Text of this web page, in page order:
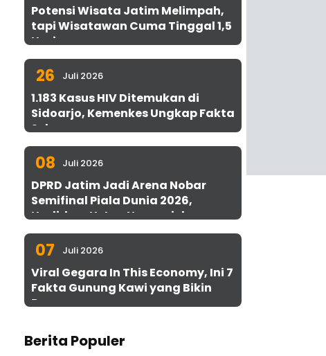
Potensi Wisata Jatim Melimpah,
tapi Wisatawan Cuma Tinggal 1,5
Hari
26 Juli 2026
1.183 Kasus HIV Ditemukan di
Sidoarjo, Kemenkes Ungkap Fakta
Sebenarnya
08 Juli 2026
DPRD Jatim Jadi Arena Nobar
Semifinal Piala Dunia 2026,
Hadirkan Uston Nawawi dan
UMKM Gratis untuk 1.000 Warga
07 Juli 2026
Viral Gegara In This Economy, Ini 7
Fakta Gunung Kawi yang Bikin
Penasaran
Berita Populer